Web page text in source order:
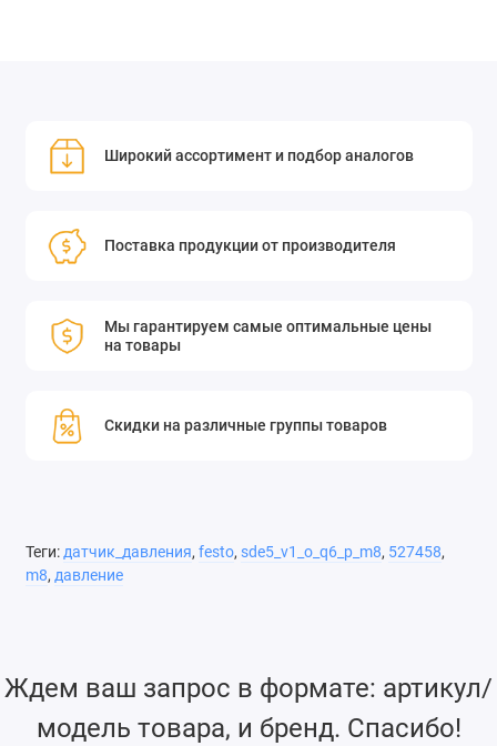
Широкий ассортимент и подбор аналогов
Поставка продукции от производителя
Мы гарантируем самые оптимальные цены
на товары
Скидки на различные группы товаров
Теги:датчик_давления, festo, sde5_v1_o_q6_p_m8, 527458,
m8, давление
Ждем ваш запрос в формате: артикул/
модель товара, и бренд. Спасибо!